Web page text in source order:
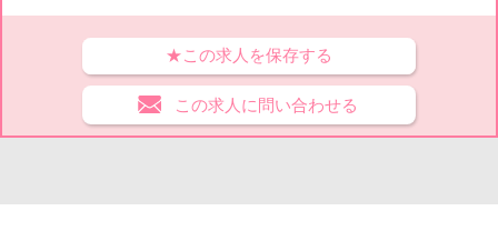
★この求人を保存する
この求人に問い合わせる